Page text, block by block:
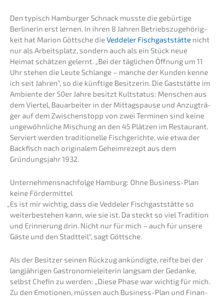
Den typisch Hambur­ger Schnack musste die gebür­ti­ge
Berli­ne­rin erst lernen. In ihren 8 Jahren Betriebs­zu­ge­hö­rig­
keit hat Marion Göttsche dieVedde­ler Fisch­gast­stät­te nicht
nur als Arbeits­platz, sondern auch als ein Stück neue
Heimat schät­zen gelernt. „Bei der tägli­chen Öffnung um 11
Uhr stehen die Leute Schlan­ge – manche der Kunden kenne
ich seit Jahren“, so die künfti­ge Besit­ze­rin. Die Gaststät­te im
Ambien­te der 50er Jahre besitzt Kultsta­tus: Menschen aus
dem Viertel, Bauar­bei­ter in der Mittags­pau­se und Anzug­trä­
ger auf dem Zwischen­stopp von zwei Termi­nen sind keine
ungewöhn­li­che Mischung an den 45 Plätzen im Restau­rant.
Serviert werden tradi­tio­nel­le Fisch­ge­rich­te, wie etwa der
Backfisch nach origi­na­lem Geheim­re­zept aus dem
Gründungs­jahr 1932.
Unternehmens­nachfolge Hamburg: Ohne Business-Plan
keine Fördermittel
„Es ist mir wichtig, dass die Vedde­ler Fisch­gast­stät­te so
weiter­be­stehen kann, wie sie ist. Da steckt so viel Tradi­ti­on
und Erinne­rung drin. Nicht nur für mich – auch für unsere
Gäste und den Stadt­teil“, sagt Göttsche.
Als der Besit­zer seinen Rückzug ankün­dig­te, reifte bei der
langjäh­ri­gen Gastro­no­mie­lei­te­rin langsam der Gedan­ke,
selbst Chefin zu werden: „Diese Phase war wichtig für mich.
Zu den Emotio­nen, müssen auch Business-Plan und Finan­